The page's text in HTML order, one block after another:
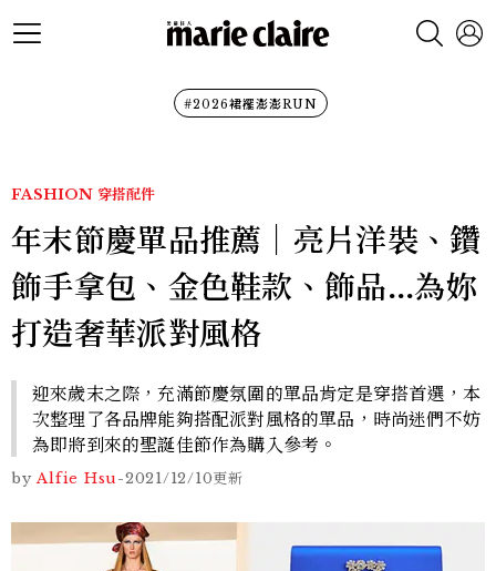
#2026裙襬澎澎RUN
FASHION 穿搭配件
年末節慶單品推薦│亮片洋裝、鑽
飾手拿包、金色鞋款、飾品...為妳
打造奢華派對風格
迎來歲末之際，充滿節慶氛圍的單品肯定是穿搭首選，本
次整理了各品牌能夠搭配派對風格的單品，時尚迷們不妨
為即將到來的聖誕佳節作為購入參考。
by Alfie Hsu-2021/12/10更新